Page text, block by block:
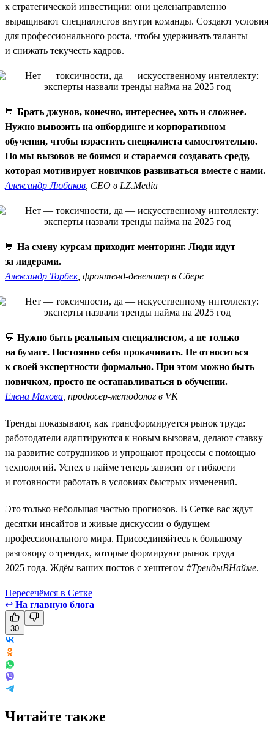
к стратегической инвестиции: они целенаправленно
выращивают специалистов внутри команды. Создают условия
для профессионального роста, чтобы удерживать таланты
и снижать текучесть кадров.
💬 Брать джунов, конечно, интереснее, хоть и сложнее.
Нужно вывозить на онбординге и корпоративном
обучении, чтобы взрастить специалиста самостоятельно.
Но мы вызовов не боимся и стараемся создавать среду,
которая мотивирует новичков развиваться вместе с нами.
Александр Любаков , CEO в LZ.Media
💬 На смену курсам приходит менторинг. Люди идут
за лидерами.
Александр Торбек, фронтенд-девелопер в Сбере
💬 Нужно быть реальным специалистом, а не только
на бумаге. Постоянно себя прокачивать. Не относиться
к своей экспертности формально. При этом можно быть
новичком, просто не останавливаться в обучении.
Елена Махова , продюсер-методолог в VK
Тренды показывают, как трансформируется рынок труда:
работодатели адаптируются к новым вызовам, делают ставку
на развитие сотрудников и упрощают процессы с помощью
технологий. Успех в найме теперь зависит от гибкости
и готовности работать в условиях быстрых изменений.
Это только небольшая частью прогнозов. В Сетке вас ждут
десятки инсайтов и живые дискуссии о будущем
профессионального мира. Присоединяйтесь к большому
разговору о трендах, которые формируют рынок труда
2025 года. Ждём ваших постов с хештегом #ТрендыВНайме.
Пересечёмся в Сетке
↩ На главную блога
30
Читайте также